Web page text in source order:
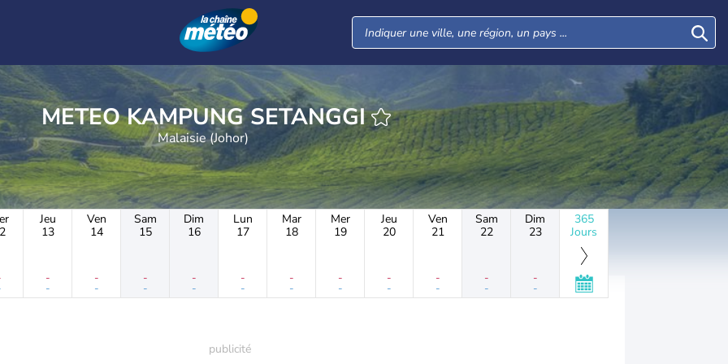
METEO KAMPUNG SETANGGI
Malaisie (Johor)
Jeu
13
-
-
Ven
14
-
-
Sam
15
-
-
Dim
16
-
-
Lun
17
-
-
Mar
18
-
-
Mer
19
-
-
Jeu
20
-
-
Ven
21
-
-
Sam
22
-
-
Dim
23
-
-
365
Jours